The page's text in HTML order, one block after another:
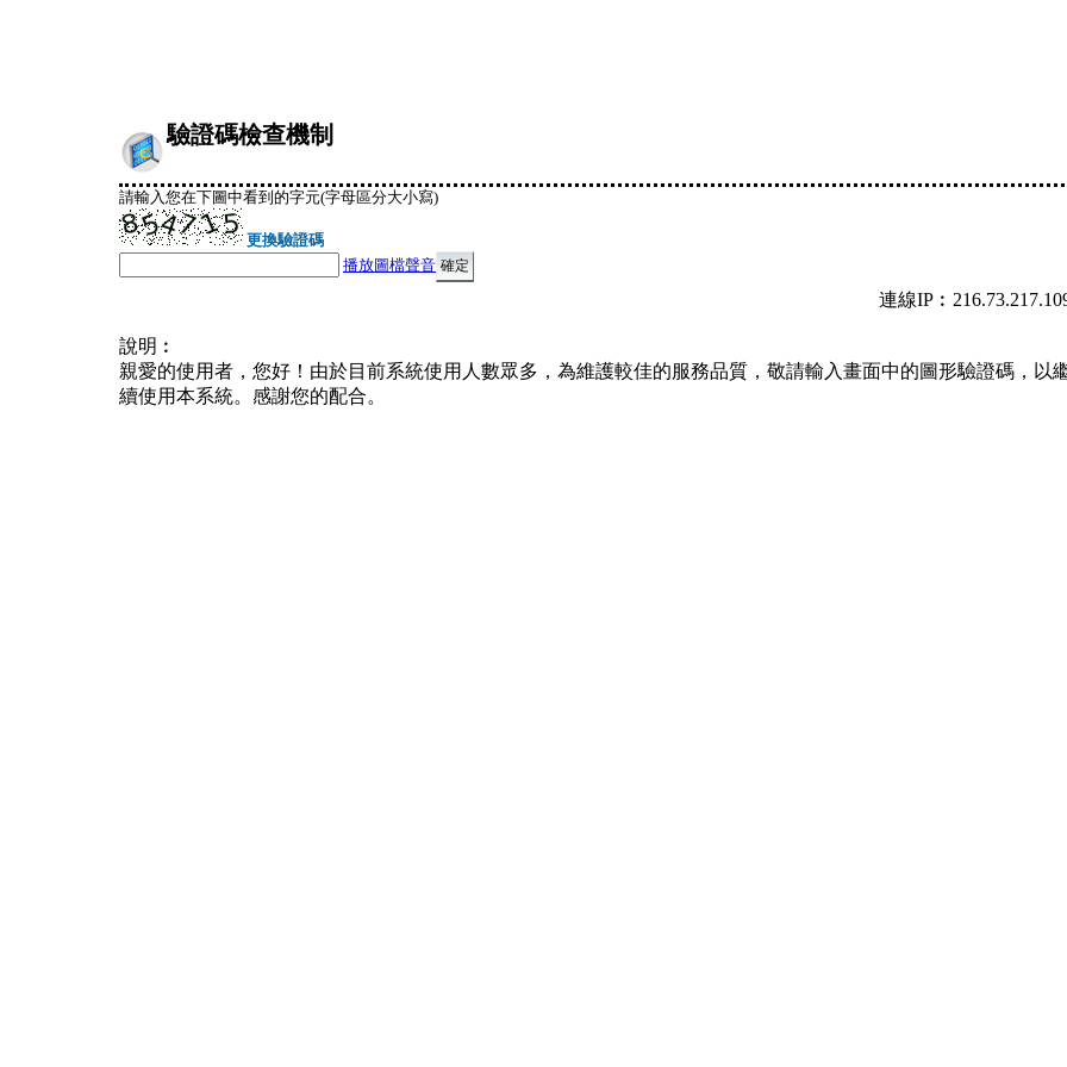
驗證碼檢查機制
請輸入您在下圖中看到的字元(字母區分大小寫)
更換驗證碼
播放圖檔聲音
連線
說明︰
親愛的使用者，您好！由於目前系統使用人數眾多，為維護較佳的服務品質，敬請輸入畫面中的圖形驗證碼，以
續使用本系統。感謝您的配合。